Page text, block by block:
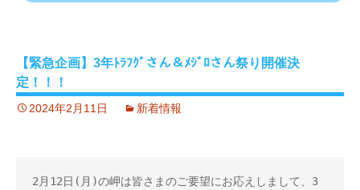
【緊急企画】3年ﾄﾗﾌｸﾞさん＆ﾒｼﾞﾛさん祭り開催決
定！！！
2024年2月11日 新着情報
2月12日(月)の岬は皆さまのご要望にお応えしまして、3